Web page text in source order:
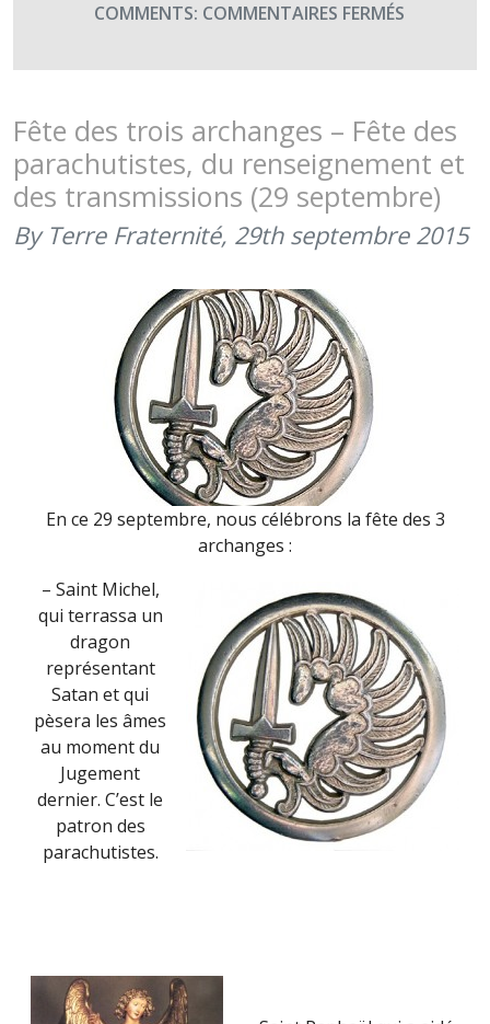
COMMENTS: COMMENTAIRES FERMÉS
CIDRE
DA
DES
COULE
POUR
Fête des trois archanges – Fête des
parachutistes, du renseignement et
des transmissions (29 septembre)
By Terre Fraternité, 29th septembre 2015
En ce 29 septembre, nous célébrons la fête des 3
archanges :
– Saint Michel,
qui terrassa un
dragon
représentant
Satan et qui
pèsera les âmes
au moment du
Jugement
dernier. C’est le
patron des
parachutistes.